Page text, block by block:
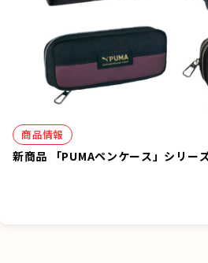
商品情報
新商品 「PUMAペンケース」シリー